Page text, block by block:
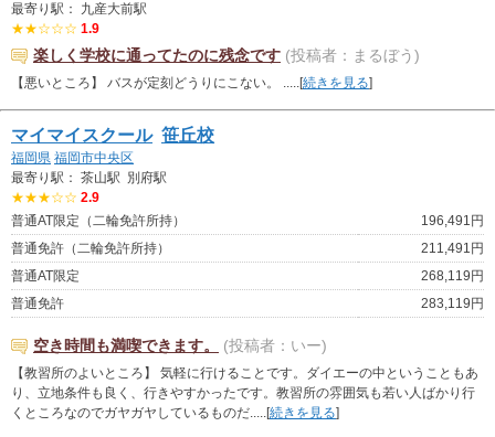
最寄り駅： 九産大前駅
★★☆☆☆ 1.9
楽しく学校に通ってたのに残念です (投稿者：まるぼう)
【悪いところ】 バスが定刻どうりにこない。 .....[続きを見る]
マイマイスクール 笹丘校
福岡県 福岡市中央区
最寄り駅： 茶山駅 別府駅
★★★☆☆ 2.9
普通AT限定（二輪免許所持）
196,491円
普通免許（二輪免許所持）
211,491円
普通AT限定
268,119円
普通免許
283,119円
空き時間も満喫できます。 (投稿者：いー)
【教習所のよいところ】 気軽に行けることです。ダイエーの中ということもあ
り、立地条件も良く、行きやすかったです。教習所の雰囲気も若い人ばかり行
くところなのでガヤガヤしているものだ.....[続きを見る]